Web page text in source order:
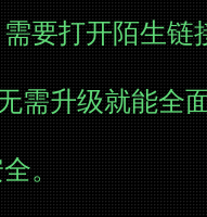
要打开陌生链
需升级就能全
。